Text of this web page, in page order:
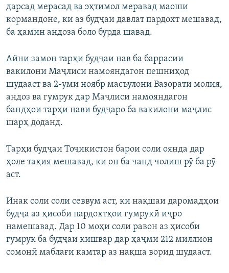
дарсад мерасад ва эҳтимол меравад маоши
кормандоне, ки аз будҷаи давлат пардохт мешавад,
ба ҳамин андоза боло бурда шавад.
Айни замон тарҳи будҷаи нав ба баррасии
вакилони Маҷлиси намояндагон пешниҳод
шудааст ва 2-уми ноябр масъулони Вазорати молия,
андоз ва гумрук дар Маҷлиси намояндагон
бандҳои тарҳи нави будҷаро ба вакилони маҷлис
шарҳ доданд.
Тарҳи будҷаи Тоҷикистон барои соли оянда дар
ҳоле таҳия мешавад, ки он ба чанд чолиш рӯ ба рӯ
аст.
Инак соли соли севвум аст, ки нақшаи даромадҳои
будҷа аз ҳисоби пардохтҳои гумрукӣ иҷро
намешавад. Дар 10 моҳи соли равон аз ҳисоби
гумрук ба будҷаи кишвар дар ҳаҷми 212 миллион
сомонӣ маблағи камтар аз нақша ворид шудааст.